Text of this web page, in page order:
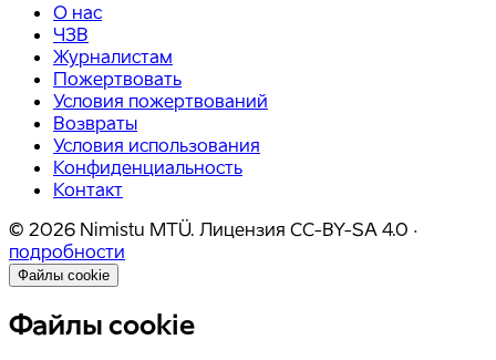
О нас
ЧЗВ
Журналистам
Пожертвовать
Условия пожертвований
Возвраты
Условия использования
Конфиденциальность
Контакт
© 2026 Nimistu MTÜ. Лицензия CC-BY-SA 4.0 ·
подробности
Файлы cookie
Файлы cookie